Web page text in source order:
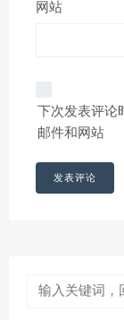
网站
下次发表评
邮件和网站